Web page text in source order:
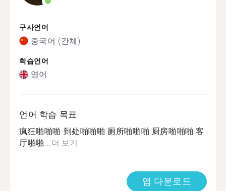
구사언어
중국어 (간체)
학습언어
영어
언어 학습 목표
疯狂啪啪啪 到处啪啪啪 厕所啪啪啪 厨房啪啪啪 客
厅啪啪...더 보기
앱 다운로드